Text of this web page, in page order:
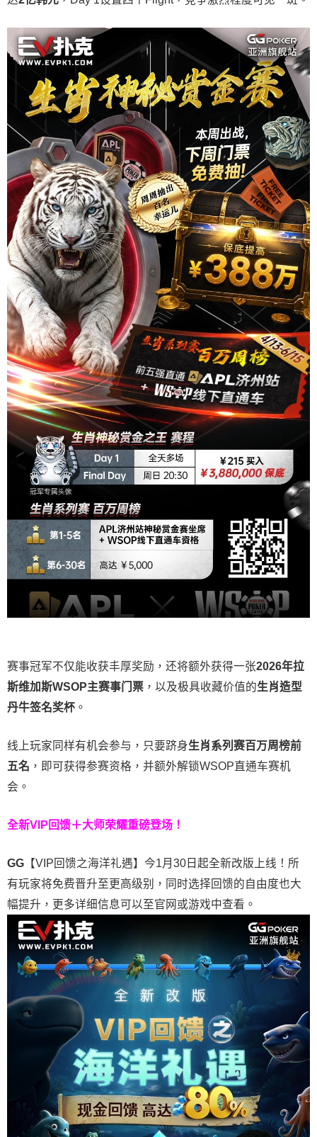
赛事冠军不仅能收获丰厚奖励，还将额外获得一张2026年拉
斯维加斯WSOP主赛事门票 ，以及极具收藏价值的生肖造型
丹牛签名奖杯 。
线上玩家同样有机会参与，只要跻身生肖系列赛百万周榜前
五名 ，即可获得参赛资格，并额外解锁WSOP直通车赛机
会。
全新VIP回馈＋大师荣耀重磅登场！
GG 【VIP回馈之海洋礼遇】今1月30日起全新改版上线！所
有玩家将免费晋升至更高级别，同时选择回馈的自由度也大
幅提升，更多详细信息可以至官网或游戏中查看。